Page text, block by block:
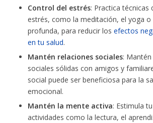
Control del estrés: Practica técnicas
estrés, como la meditación, el yoga o
profunda, para reducir los efectos
en tu salud.
Mantén relaciones sociales:
sociales sólidas con amigos y
social puede ser beneficiosa para la
emocional.
Mantén la mente activa: Estimula
actividades como la lectura, el